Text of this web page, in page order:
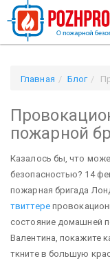
Главная Блог
пожарной
Казалось бы, что
безопасностью? 14
пожарная бригада
твиттере
состояние домашней
Валентина, покажите
ткните в большую